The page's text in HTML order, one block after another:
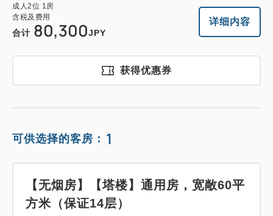
成人2位 1房
含税及费用
合计 80,300JPY
详细内容
获得优惠券
可供选择的客房： 1
【无烟房】【塔楼】通用房，宽敞60平
方米（保证14层）